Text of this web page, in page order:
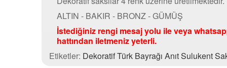
ALTIN - BAKIR - BRONZ - GÜMÜŞ
İstediğiniz rengi mesaj yolu ile veya
hattından iletmeniz yeterli.
Etiketler: Dekoratif Türk Bayrağı Anıt Sulukent